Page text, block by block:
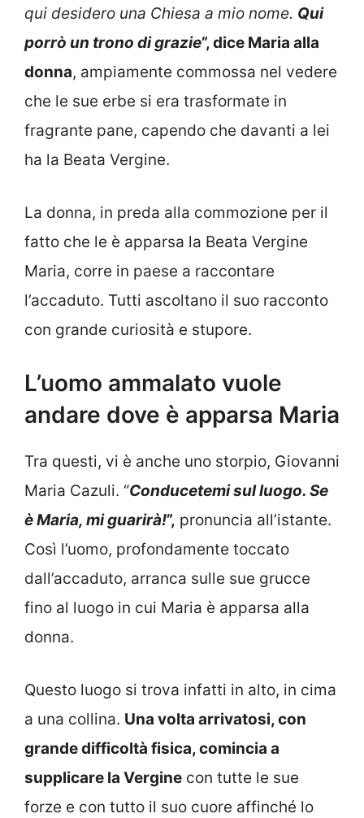
qui desidero una Chiesa a mio nome. Qui
porrò un trono di grazie”, dice Maria alla
donna, ampiamente commossa nel vedere
che le sue erbe si era trasformate in
fragrante pane, capendo che davanti a lei
ha la Beata Vergine.
La donna, in preda alla commozione per il
fatto che le è apparsa la Beata Vergine
Maria, corre in paese a raccontare
l’accaduto. Tutti ascoltano il suo racconto
con grande curiosità e stupore.
L’uomo ammalato vuole
andare dove è apparsa Maria
Tra questi, vi è anche uno storpio, Giovanni
Maria Cazuli. “Conducetemi sul luogo. Se
è Maria, mi guarirà!”, pronuncia all’istante.
Così l’uomo, profondamente toccato
dall’accaduto, arranca sulle sue grucce
fino al luogo in cui Maria è apparsa alla
donna.
Questo luogo si trova infatti in alto, in cima
a una collina. Una volta arrivatosi, con
grande difficoltà fisica, comincia a
supplicare la Vergine con tutte le sue
forze e con tutto il suo cuore affinché lo